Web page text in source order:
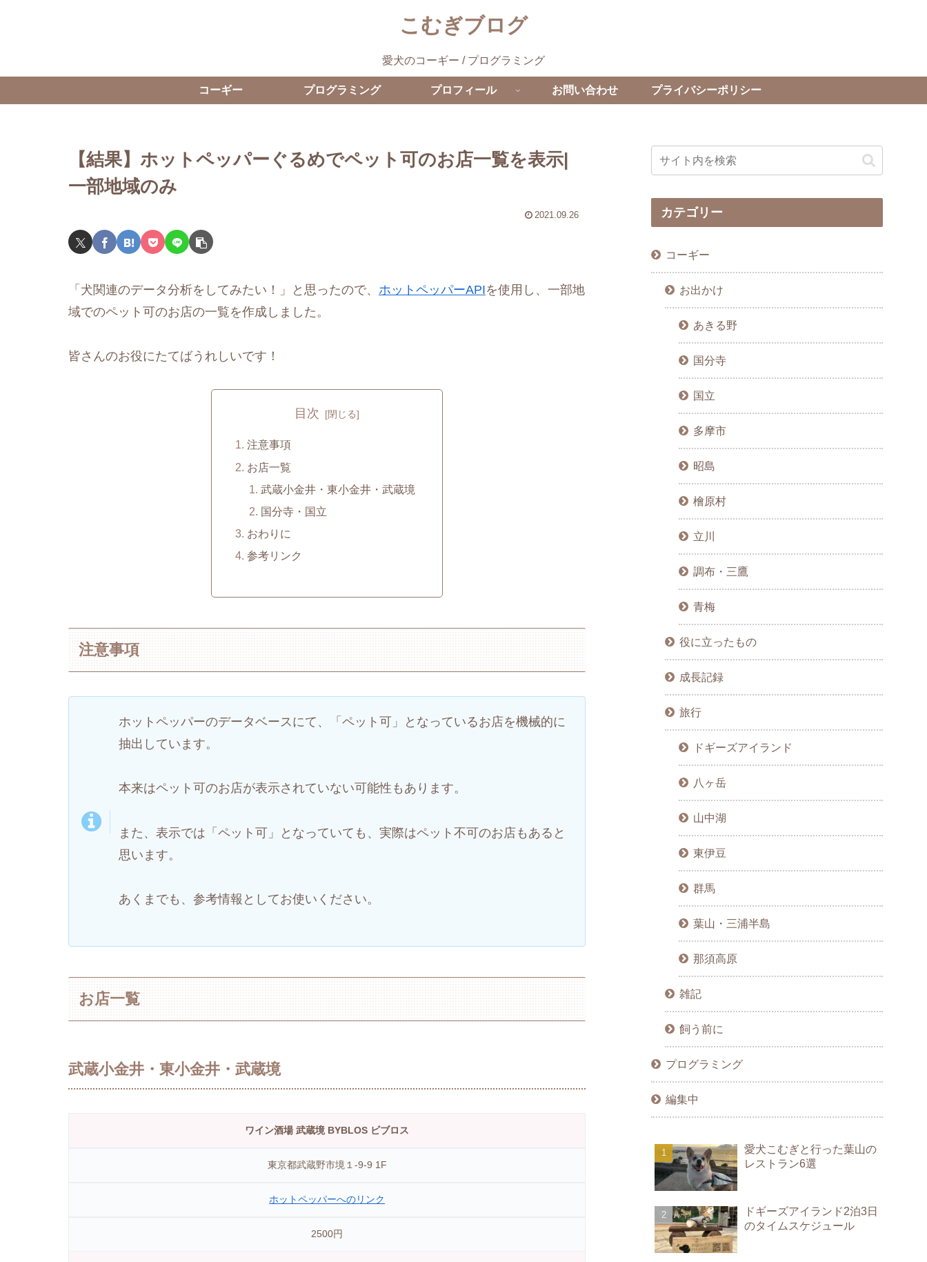
こむぎブログ
愛犬のコーギー / プログラミング
コーギー プログラミング プロフィール お問い合わせ プライバシーポリシー
【結果】ホットペッパーぐるめでペット可のお店一覧を表示|
一部地域のみ
2021.09.26
「犬関連のデータ分析をしてみたい！」と思ったので、 ホットペッパーAPIを使用し、一部地
域でのペット可のお店の一覧を作成しました。
皆さんのお役にたてばうれしいです！
目次
注意事項
お店一覧
武蔵小金井・東小金井・武蔵境
国分寺・国立
おわりに
参考リンク
注意事項
ホットペッパーのデータベースにて、「ペット可」となっているお店を機械的に
抽出しています。
本来はペット可のお店が表示されていない可能性もあります。
また、表示では「ペット可」となっていても、実際はペット不可のお店もあると
思います。
あくまでも、参考情報としてお使いください。
お店一覧
武蔵小金井・東小金井・武蔵境
ワイン酒場 武蔵境 BYBLOS ビブロス
東京都武蔵野市境１-9-9 1F
ホットペッパーへのリンク
2500円
カテゴリー
コーギー
お出かけ
あきる野
国分寺
国立
多摩市
昭島
檜原村
立川
調布・三鷹
青梅
役に立ったもの
成長記録
旅行
ドギーズアイランド
八ヶ岳
山中湖
東伊豆
群馬
葉山・三浦半島
那須高原
雑記
飼う前に
プログラミング
編集中
愛犬こむぎと行った葉山の
レストラン6選
ドギーズアイランド2泊3日
のタイムスケジュール